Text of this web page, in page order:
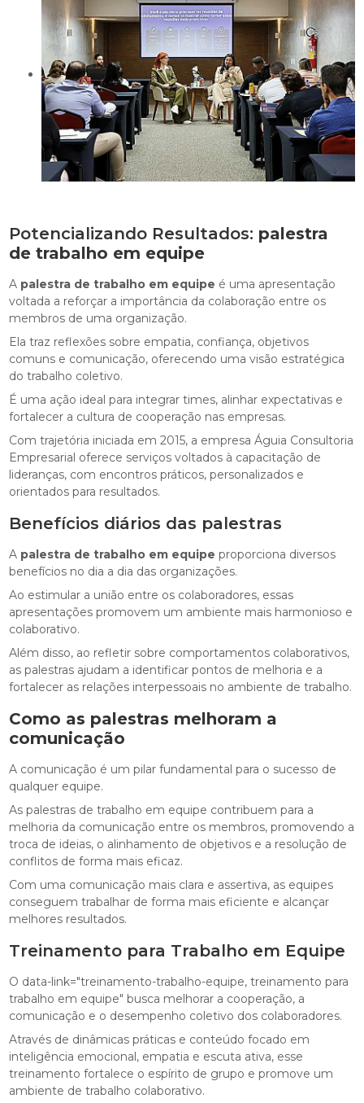
Potencializando Resultados: palestra
de trabalho em equipe
A palestra de trabalho em equipe é uma apresentação
voltada a reforçar a importância da colaboração entre os
membros de uma organização.
Ela traz reflexões sobre empatia, confiança, objetivos
comuns e comunicação, oferecendo uma visão estratégica
do trabalho coletivo.
É uma ação ideal para integrar times, alinhar expectativas e
fortalecer a cultura de cooperação nas empresas.
Com trajetória iniciada em 2015, a empresa Águia Consultoria
Empresarial oferece serviços voltados à capacitação de
lideranças, com encontros práticos, personalizados e
orientados para resultados.
Benefícios diários das palestras
A palestra de trabalho em equipe proporciona diversos
benefícios no dia a dia das organizações.
Ao estimular a união entre os colaboradores, essas
apresentações promovem um ambiente mais harmonioso e
colaborativo.
Além disso, ao refletir sobre comportamentos colaborativos,
as palestras ajudam a identificar pontos de melhoria e a
fortalecer as relações interpessoais no ambiente de trabalho.
Como as palestras melhoram a
comunicação
A comunicação é um pilar fundamental para o sucesso de
qualquer equipe.
As palestras de trabalho em equipe contribuem para a
melhoria da comunicação entre os membros, promovendo a
troca de ideias, o alinhamento de objetivos e a resolução de
conflitos de forma mais eficaz.
Com uma comunicação mais clara e assertiva, as equipes
conseguem trabalhar de forma mais eficiente e alcançar
melhores resultados.
Treinamento para Trabalho em Equipe
O data-link="treinamento-trabalho-equipe, treinamento para
trabalho em equipe" busca melhorar a cooperação, a
comunicação e o desempenho coletivo dos colaboradores.
Através de dinâmicas práticas e conteúdo focado em
inteligência emocional, empatia e escuta ativa, esse
treinamento fortalece o espírito de grupo e promove um
ambiente de trabalho colaborativo.